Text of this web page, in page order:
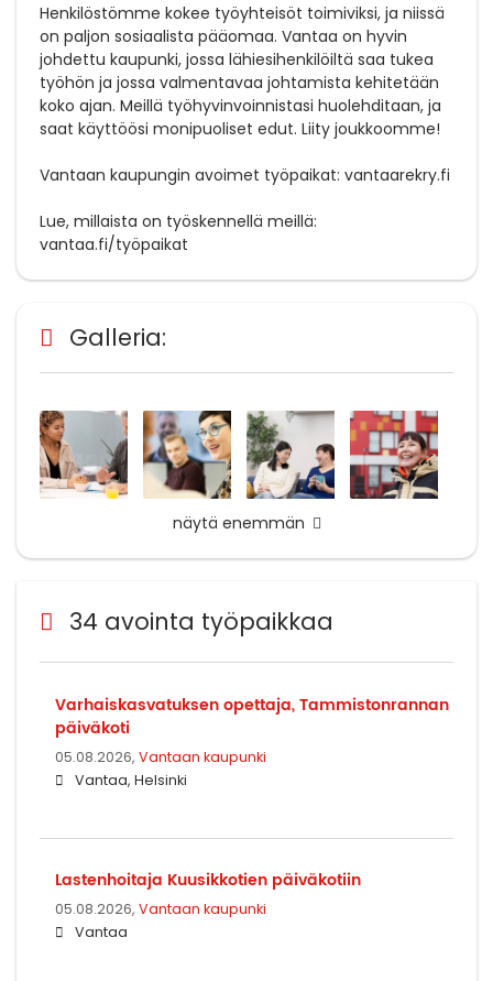
Galleria:
näytä enemmän
34 avointa työpaikkaa
Varhaiskasvatuksen opettaja, Tammistonrannan
päiväkoti
05.08.2026, Vantaan kaupunki
Vantaa, Helsinki
Lastenhoitaja Kuusikkotien päiväkotiin
05.08.2026, Vantaan kaupunki
Vantaa
Henkilöstömme kokee työyhteisöt toimiviksi, ja niissä
on paljon sosiaalista pääomaa. Vantaa on hyvin
johdettu kaupunki, jossa lähiesihenkilöiltä saa tukea
työhön ja jossa valmentavaa johtamista kehitetään
koko ajan. Meillä työhyvinvoinnistasi huolehditaan, ja
saat käyttöösi monipuoliset edut. Liity joukkoomme!
Vantaan kaupungin avoimet työpaikat: vantaarekry.fi
Lue, millaista on työskennellä meillä:
vantaa.fi/työpaikat